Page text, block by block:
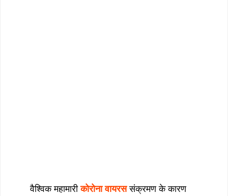
वैश्विक महामारीकोरोना वायरस संक्रमण के कारण